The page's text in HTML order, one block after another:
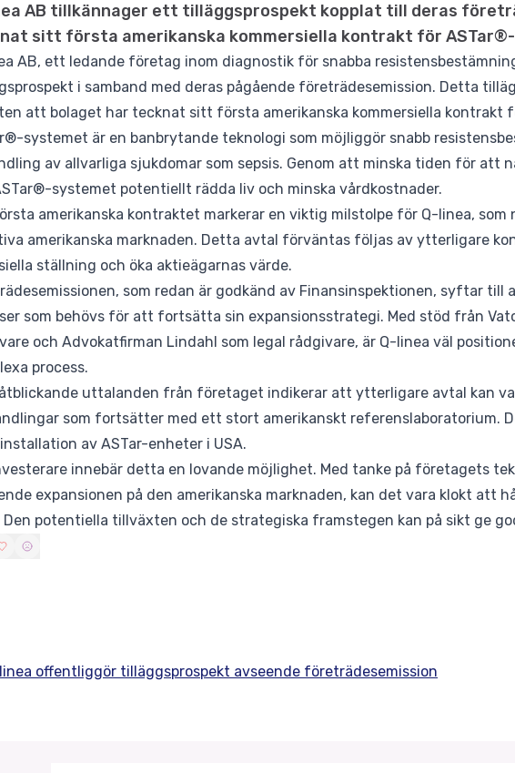
AB tillkännager ett tilläggsprospekt kopplat till deras
sitt första amerikanska kommersiella kontrakt för
AB, ett ledande företag inom diagnostik för snabba
i samband med deras pågående företrädesemission. Detta
att bolaget har tecknat sitt första amerikanska kommersiella kontrakt
systemet är en banbrytande teknologi som möjliggör snabb
av allvarliga sjukdomar som sepsis. Genom att minska tiden för att
systemet potentiellt rädda liv och minska vårdkostnader.
amerikanska kontraktet markerar en viktig milstolpe för Q-linea, som
amerikanska marknaden. Detta avtal förväntas följas av ytterligare
ställning och öka aktieägarnas värde.
som redan är godkänd av Finansinspektionen, syftar till
som behövs för att fortsätta sin expansionsstrategi. Med stöd från
och Advokatfirman Lindahl som legal rådgivare, är Q-linea väl
process.
uttalanden från företaget indikerar att ytterligare avtal kan
som fortsätter med ett stort amerikanskt referenslaboratorium.
av ASTar-enheter i USA.
innebär detta en lovande möjlighet. Med tanke på företagets
expansionen på den amerikanska marknaden, kan det vara klokt att
Den potentiella tillväxten och de strategiska framstegen kan på sikt ge
offentliggör tilläggsprospekt avseende företrädesemission